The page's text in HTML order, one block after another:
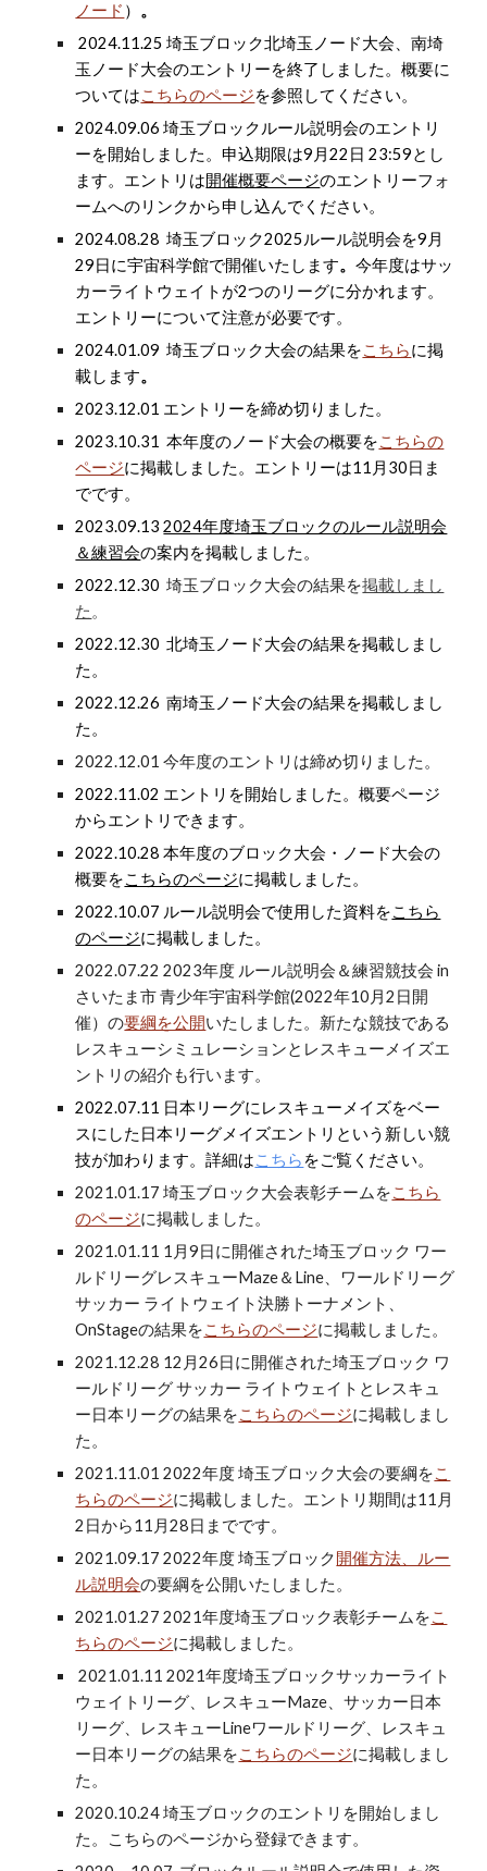
ノード ） 。
2024.11.25 埼玉ブロック北埼玉ノード大会 、南埼
玉ノード大会のエントリーを終了しました。概要に
ついてはこちらのページを参照してください。
2024.09.06 埼玉ブロックルール説明会のエントリ
ーを開始しました。申込期限は9月22日 23:59とし
ます。エントリは開催概要ページのエントリーフォ
ームへのリンクから申し込んでください。
2024.08.28 埼玉ブロック2025ルール説明会を9月
29日に宇宙科学館で開催いたします。今年度はサッ
カーライトウェイトが2つのリーグに分かれます。
エントリーについて注意が必要です。
2024.01.09 埼玉ブロック大会の結果をこちらに掲
載します。
2023.12.01 エントリーを締め切りました。
2023.10.31 本年度のノード大会の概要をこちらの
ページに掲載しました。 エントリーは11月30日ま
でです。
2023.09.132024年度埼玉ブロックのルール説明会
＆練習会の案内を掲載しました。
2022.12.30埼玉ブロック大会の結果を掲載しまし
た 。
2022.12.30 北埼玉ノード大会の結果を掲載しまし
た。
2022.12.26 南埼玉ノード大会の結果を掲載しまし
た。
2022.12.01今年度のエントリ は締め切りました。
2022.11.02 エントリ を開始しました。概要ページ
からエントリできます。
2022.10.28 本年度のブロック大会・ノード大会の
概要をこちらのページに掲載しました。
2022.10.07 ルール説明会で使用した資料をこちら
のページに掲載しました。
2022.07.222023年度 ルール説明会＆練習競技会 in
さいたま市 青少年宇宙科学館(2022年10月2 日開
催）の要綱を公開いたしました。新たな競技である
レスキューシミュレーションとレスキューメイズエ
ントリの紹介も行います。
2022.07.11 日本リーグにレスキューメイズをベー
スにした日本リーグメイズエントリという新しい競
技が加わります。詳細はこちら をご覧ください。
2021.01.17埼玉ブロック大会表彰チームをこちら
のページに掲載しました。
2021.01.11 1月9日に開催された埼玉ブロック ワー
ルドリーグレスキューMaze＆Line
ワールドリーグ
サッカー ライトウェイト決勝トーナメント、
OnStageの結果をこちらのページに掲載しました。
2021.12.28 12月26日に開催された埼玉ブロック ワ
ールドリーグ サッカー ライトウェイトとレスキュ
ー日本リーグの結果をこちらのページに掲載しまし
た。
2021.11.01 2022年度 埼玉ブロック大会の要綱をこ
ちらのページに掲載しました。エントリ期間は11月
2日から11月28日までです。
2021.09.17 2022年度 埼玉ブロック開催方法、ルー
ル説明会の要綱を公開いたしました。
2021.01.27 2021年度埼玉ブロック表彰チームをこ
ちらのページに掲載しました。
2021.01.11 2021年度埼玉ブロックサッカーライト
ウェイトリーグ、レスキューMaze、サッカー日本
リーグ、レスキューLineワールドリーグ、レスキュ
ー日本リーグの結果をこちらのページに掲載しまし
た。
2020.10.24 埼玉ブロックのエントリを開始しまし
た。こちらのページから登録できます。